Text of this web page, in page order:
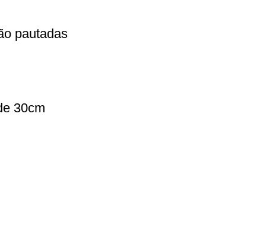
pautadas
30cm